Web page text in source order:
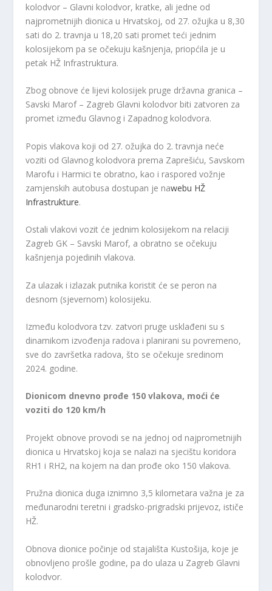
kolodvor – Glavni kolodvor, kratke, ali jedne od
najprometnijih dionica u Hrvatskoj, od 27. ožujka u 8,30
sati do 2. travnja u 18,20 sati promet teći jednim
kolosijekom pa se očekuju kašnjenja, priopćila je u
petak HŽ Infrastruktura.
Zbog obnove će lijevi kolosijek pruge državna granica –
Savski Marof – Zagreb Glavni kolodvor biti zatvoren za
promet između Glavnog i Zapadnog kolodvora.
Popis vlakova koji od 27. ožujka do 2. travnja neće
voziti od Glavnog kolodvora prema Zaprešiću, Savskom
Marofu i Harmici te obratno, kao i raspored vožnje
zamjenskih autobusa dostupan je nawebu HŽ
Infrastrukture.
Ostali vlakovi vozit će jednim kolosijekom na relaciji
Zagreb GK – Savski Marof, a obratno se očekuju
kašnjenja pojedinih vlakova.
Za ulazak i izlazak putnika koristit će se peron na
desnom (sjevernom) kolosijeku.
Između kolodvora tzv. zatvori pruge usklađeni su s
dinamikom izvođenja radova i planirani su povremeno,
sve do završetka radova, što se očekuje sredinom
2024. godine.
Dionicom dnevno prođe 150 vlakova, moći će
voziti do 120 km/h
Projekt obnove provodi se na jednoj od najprometnijih
dionica u Hrvatskoj koja se nalazi na sjecištu koridora
RH1 i RH2, na kojem na dan prođe oko 150 vlakova.
Pružna dionica duga iznimno 3,5 kilometara važna je za
međunarodni teretni i gradsko-prigradski prijevoz, ističe
HŽ.
Obnova dionice počinje od stajališta Kustošija, koje je
obnovljeno prošle godine, pa do ulaza u Zagreb Glavni
kolodvor.